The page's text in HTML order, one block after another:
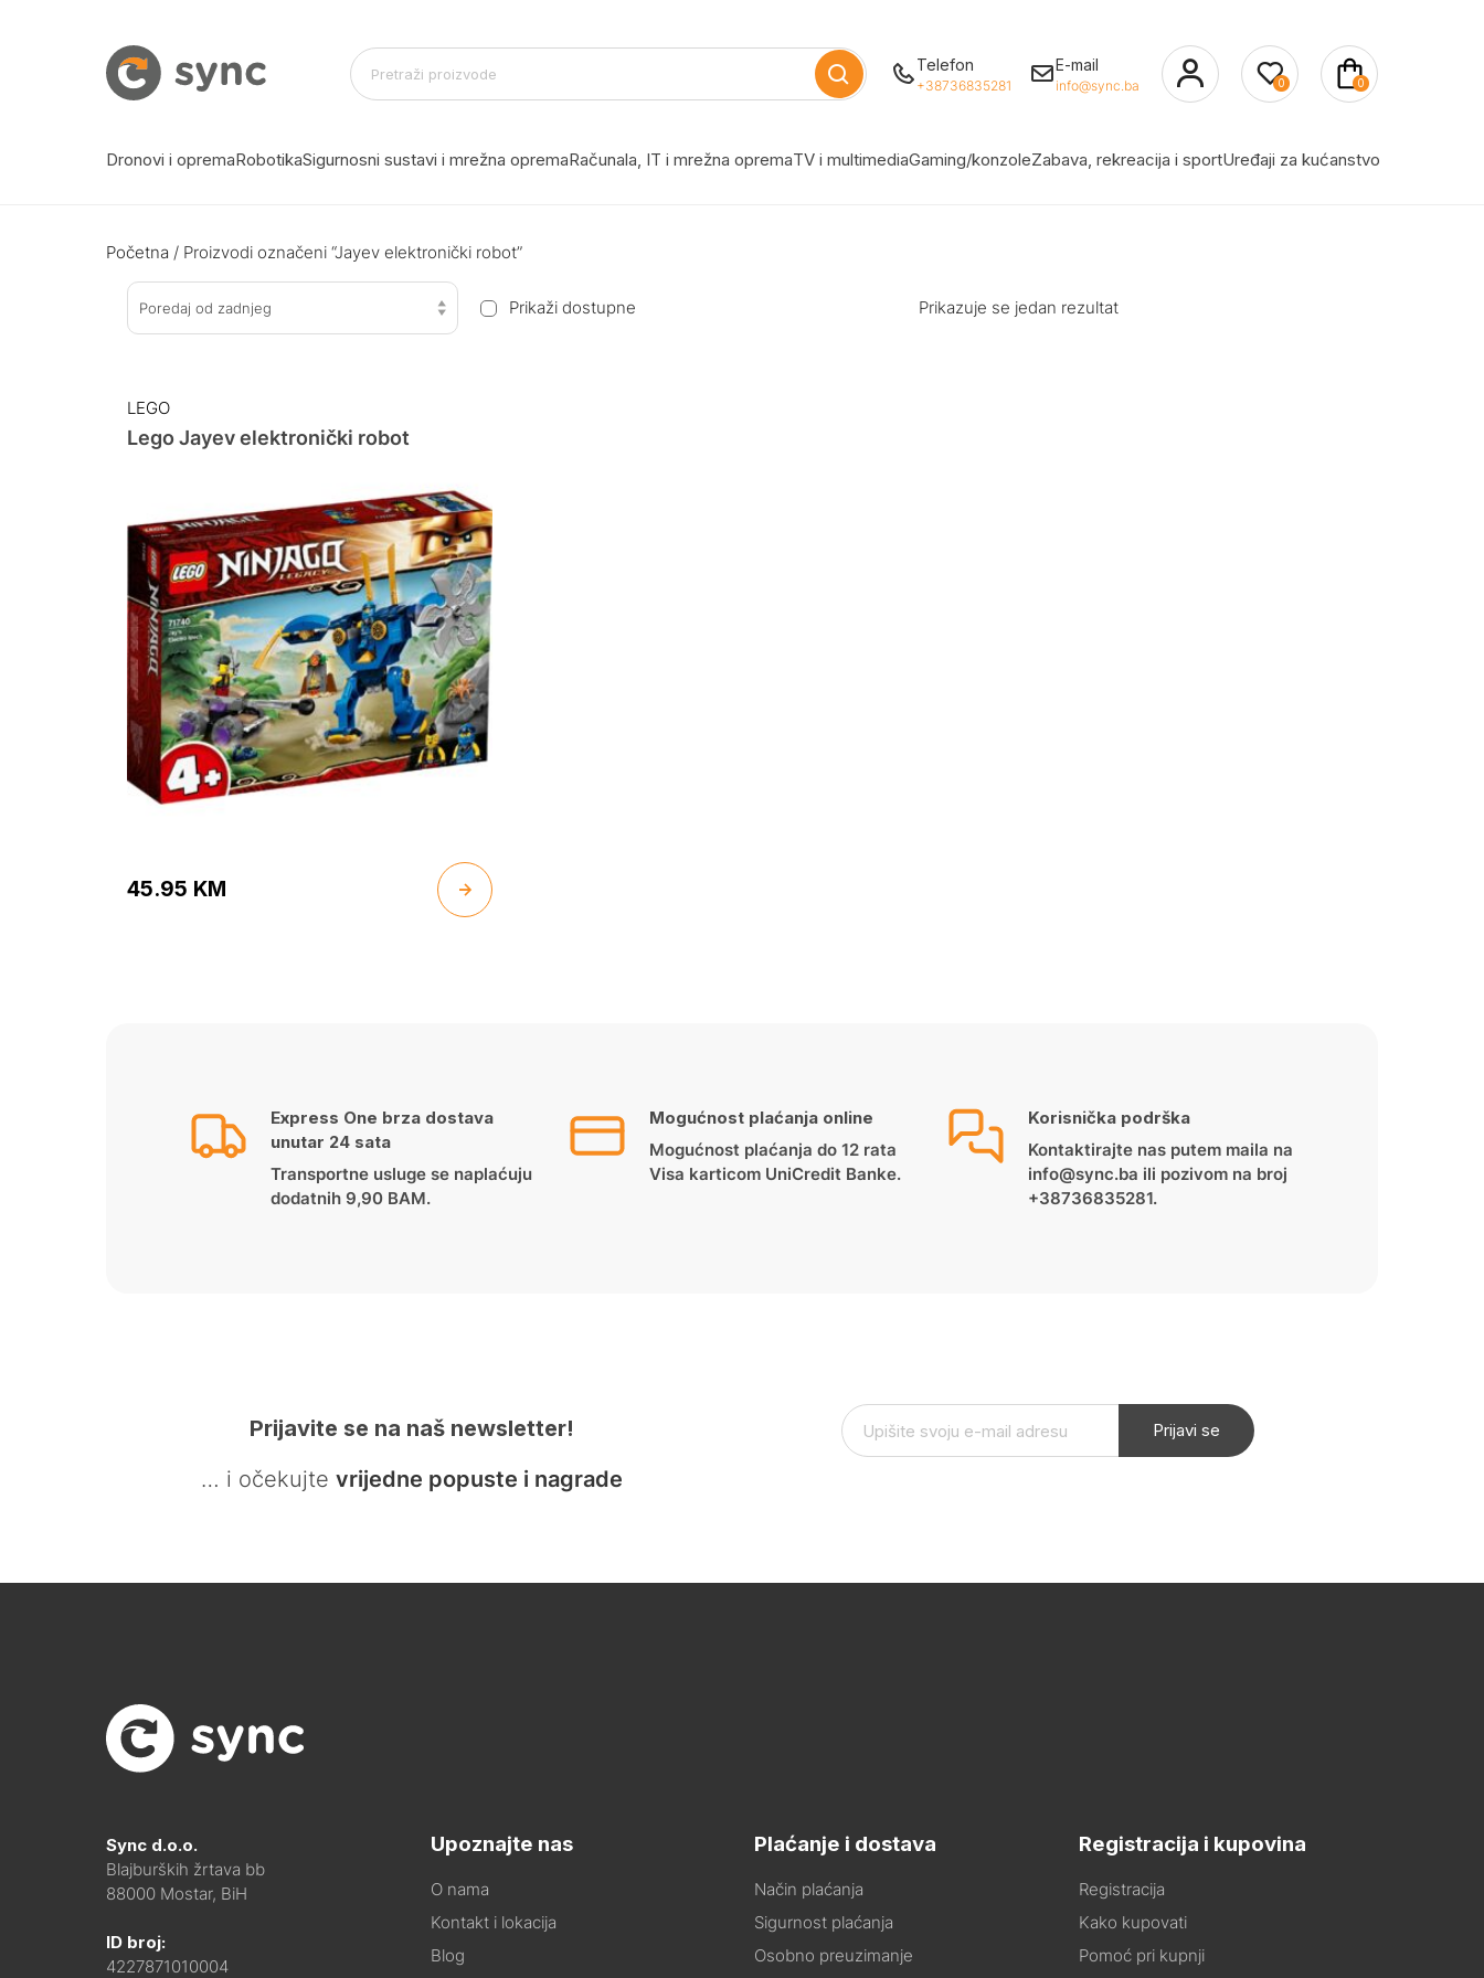
Telefon
+38736835281
E-mail
info@sync.ba 0 0
Dronovi i opremaRobotikaSigurnosni sustavi i mrežna opremaRačunala, IT i mrežna opremaTV i multimediaGaming/konzoleZabava, rekreacija i sportUređaji za kućanstvo
Početna / Proizvodi označeni “Jayev elektronički robot”
Poredaj od zadnjeg Prikaži dostupne Prikazuje se jedan rezultat
LEGO
Lego Jayev elektronički robot
45.95 KM
Express One brza dostava
unutar 24 sata
Transportne usluge se naplaćuju
dodatnih 9,90 BAM.
Mogućnost plaćanja online
Mogućnost plaćanja do 12 rata
Visa karticom UniCredit Banke.
Korisnička podrška
Kontaktirajte nas putem maila na
info@sync.ba ili pozivom na broj
+38736835281.
Prijavite se na naš newsletter!
… i očekujte vrijedne popuste i nagrade
Prijavi se
Sync d.o.o.
Blajburških žrtava bb
88000 Mostar, BiH
ID broj:
4227871010004
Upoznajte nas
O nama
Kontakt i lokacija
Blog
Plaćanje i dostava
Način plaćanja
Sigurnost plaćanja
Osobno preuzimanje
Registracija i kupovina
Registracija
Kako kupovati
Pomoć pri kupnji